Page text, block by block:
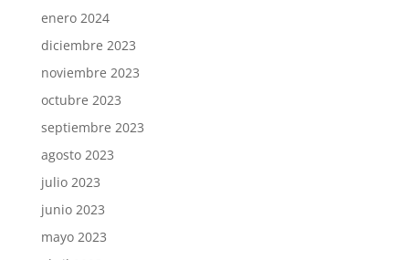
enero 2024
diciembre 2023
noviembre 2023
octubre 2023
septiembre 2023
agosto 2023
julio 2023
junio 2023
mayo 2023